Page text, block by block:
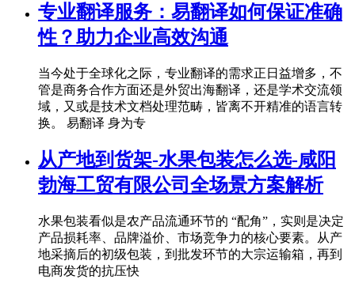
专业翻译服务：易翻译如何保证准确
性？助力企业高效沟通
当今处于全球化之际，专业翻译的需求正日益增多，不
管是商务合作方面还是外贸出海翻译，还是学术交流领
域，又或是技术文档处理范畴，皆离不开精准的语言转
换。 易翻译 身为专
从产地到货架-水果包装怎么选-咸阳
勃海工贸有限公司全场景方案解析
水果包装看似是农产品流通环节的 “配角”，实则是决定
产品损耗率、品牌溢价、市场竞争力的核心要素。从产
地采摘后的初级包装，到批发环节的大宗运输箱，再到
电商发货的抗压快